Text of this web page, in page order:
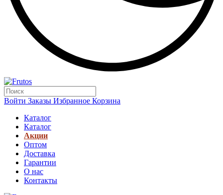
Войти Заказы Избранное Корзина
Каталог
Каталог
Акции
Оптом
Доставка
Гарантии
О нас
Контакты